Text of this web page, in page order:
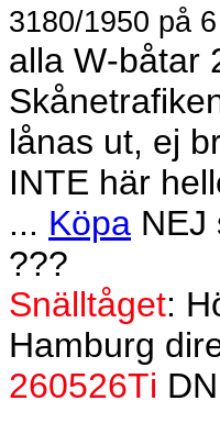
3180/1950 på
alla W-båtar
lånas ut, ej
INTE här
... Köpa NEJ
???
Snälltåget:
Hamburg
260526Ti